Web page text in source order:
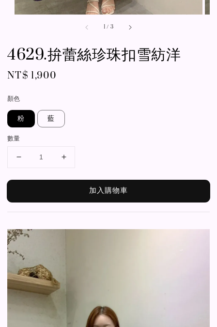
1 / 3
4629.拚蕾絲珍珠扣雪紡洋
Regular
NT$ 1,900
顏色
粉 藍
數量
加入購物車